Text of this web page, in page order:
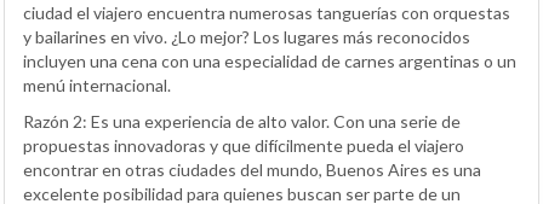
ciudad el viajero encuentra numerosas tanguerías con orquestas
y bailarines en vivo. ¿Lo mejor? Los lugares más reconocidos
incluyen una cena con una especialidad de carnes argentinas o un
menú internacional.
Razón 2: Es una experiencia de alto valor. Con una serie de
propuestas innovadoras y que difícilmente pueda el viajero
encontrar en otras ciudades del mundo, Buenos Aires es una
excelente posibilidad para quienes buscan ser parte de un